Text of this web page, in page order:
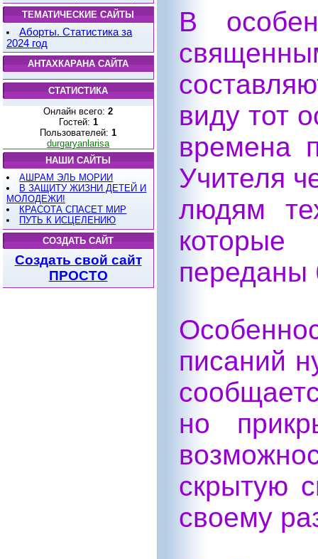
ТЕМАТИЧЕСКИЕ САЙТЫ
Аборты. Статистика за
2024 год
АНТАХКАРАНА САЙТА
СТАТИСТИКА
Онлайн всего: 2
Гостей: 1
Пользователей: 1
durgaryanlarisa
НАШИ САЙТЫ
АШРАМ ЭЛЬ МОРИИ
В ЗАЩИТУ ЖИЗНИ ДЕТЕЙ И
МОЛОДЕЖИ!
КРАСОТА СПАСЕТ МИР
ПУТЬ К ИСЦЕЛЕНИЮ
СОЗДАТЬ САЙТ
Создать свой сайт
ПРОСТО
В
виду тот
времена
Учителя
людям
переданы
писаний
но
скрытую
своему